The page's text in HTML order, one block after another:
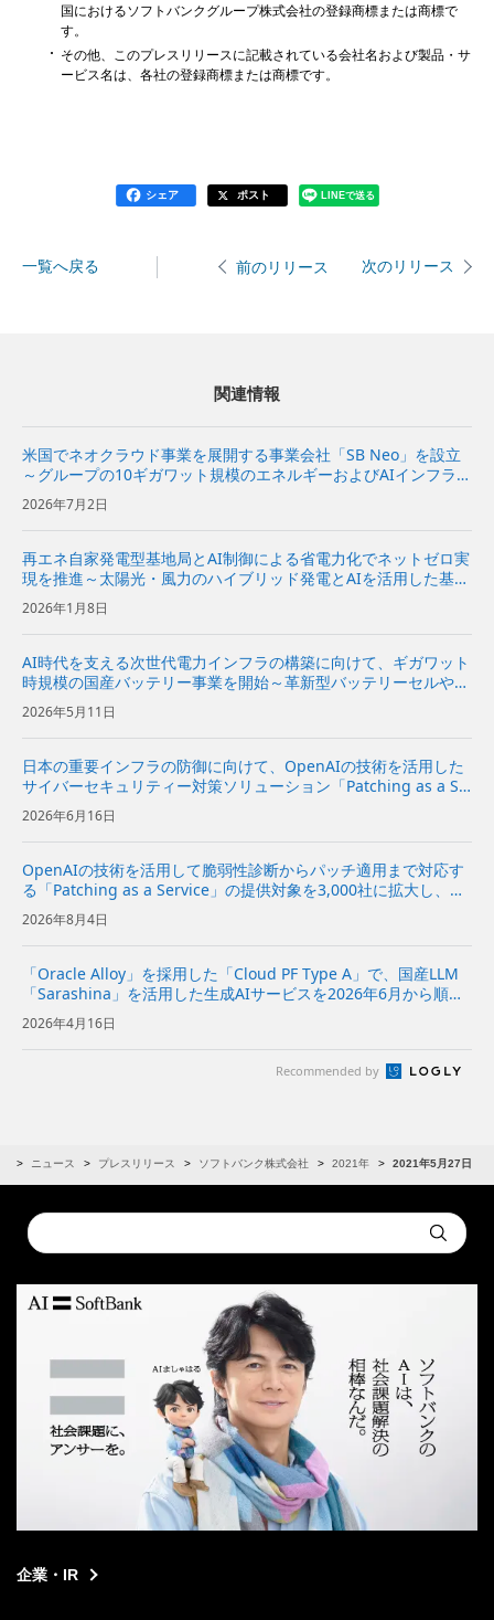
国におけるソフトバンクグループ株式会社の登録商標または商標で
す。
その他、このプレスリリースに記載されている会社名および製品・サ
ービス名は、各社の登録商標または商標です。
シェア ポスト LINEで送る
一覧へ戻る 前のリリース 次のリリース
関連情報
米国でネオクラウド事業を展開する事業会社「SB Neo」を設立
～グループの10ギガワット規模のエネルギーおよびAIインフラを
基に、米国の企業向けにネオクラウドサービスを提供～
2026年7月2日
再エネ自家発電型基地局とAI制御による省電力化でネットゼロ実
現を推進～太陽光・風力のハイブリッド発電とAIを活用した基地
局のスリープ制御で通信インフラの脱炭素化を加速～
2026年1月8日
AI時代を支える次世代電力インフラの構築に向けて、ギガワット
時規模の国産バッテリー事業を開始～革新型バッテリーセルや先
進技術を搭載した蓄電システムの開発から製造まで、国内におい
て一気通貫で推進～
2026年5月11日
日本の重要インフラの防御に向けて、OpenAIの技術を活用した
サイバーセキュリティー対策ソリューション「Patching as a Se
rvice」を提供開始～企業向けに、脆弱性診断から修復方針の策
定、実装の提案までを一気通貫で支援～ | ...
2026年6月16日
OpenAIの技術を活用して脆弱性診断からパッチ適用まで対応す
る「Patching as a Service」の提供対象を3,000社に拡大し、本
格的に提供開始〜日本の重要インフラを支えるシステムをサイバ
ー攻撃から防御〜 | 企業・IR |...
2026年8月4日
「Oracle Alloy」を採用した「Cloud PF Type A」で、国産LLM
「Sarashina」を活用した生成AIサービスを2026年6月から順次
提供〜企業や自治体におけるデータ主権を備えたAI活用のニーズ
に対応〜 | 企業・I...
2026年4月16日
Recommended by
ニュース プレスリリース ソフトバンク株式会社 2021年 2021年5月27日
Conduct
a
Submit
企業・IR